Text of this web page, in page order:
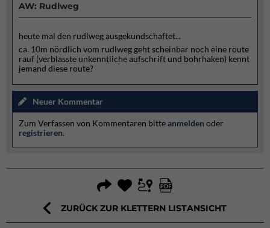
AW: Rudlweg
heute mal den rudlweg ausgekundschaftet...
ca. 10m nördlich vom rudlweg geht scheinbar noch eine route
rauf (verblasste unkenntliche aufschrift und bohrhaken) kennt
jemand diese route?
Neuer Kommentar
Zum Verfassen von Kommentaren bitteanmelden oder
registrieren.
ZURÜCK ZUR KLETTERN LISTANSICHT